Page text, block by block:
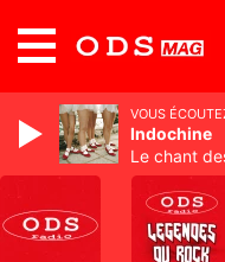
VOUS
Indochine
Le chant